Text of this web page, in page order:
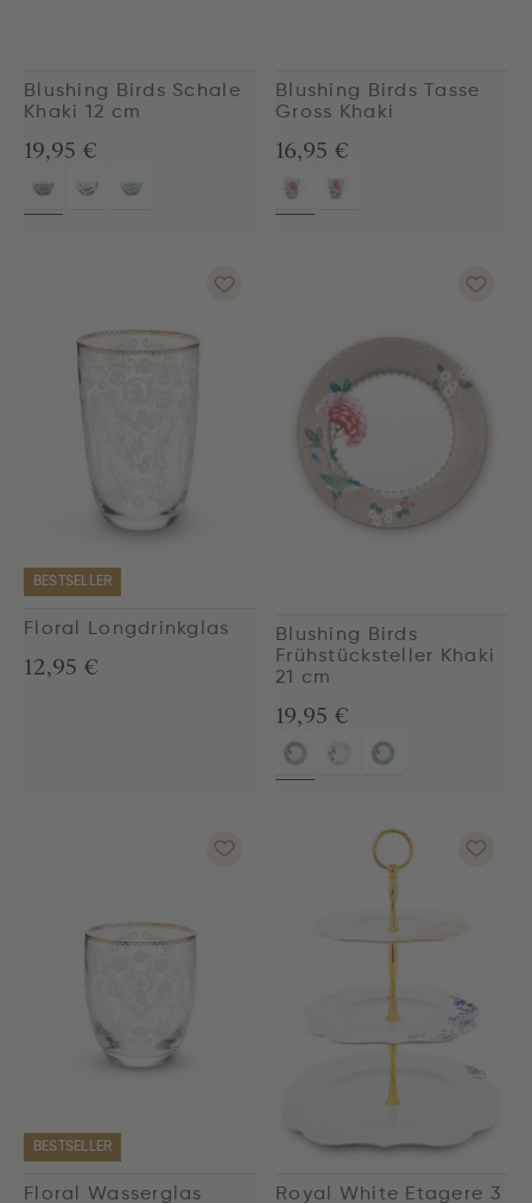
Blushing Birds Schale
Khaki 12 cm
19,95 €
Blushing Birds Tasse
Gross Khaki
16,95 €
BESTSELLER
Floral Longdrinkglas
12,95 €
Blushing Birds
Frühstücksteller Khaki
21 cm
19,95 €
BESTSELLER
Floral Wasserglas Royal White Etagere 3